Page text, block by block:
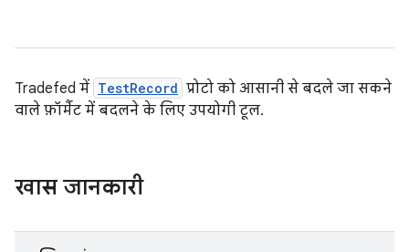
Tradefed में TestRecord प्रोटो को आसानी से बदले जा सकने
वाले फ़ॉर्मैट में बदलने के लिए उपयोगी टूल.
खास जानकारी